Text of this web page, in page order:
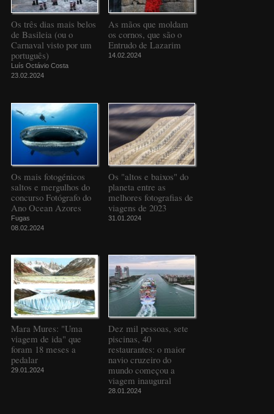
Os três dias mais belos
de Basileia (ou o
Carnaval visto por um
português)
Luís Octávio Costa
23.02.2024
As mãos que moldam
os cornos, que são o
Entrudo de Lazarim
14.02.2024
Os mais fotogénicos
saltos e mergulhos do
concurso Fotógrafo do
Ano Ocean Azores
Fugas
08.02.2024
Os "altos e baixos" do
planeta entre as
melhores fotografias de
viagens de 2023
31.01.2024
Mara Mures: "Uma
viagem de ida" que
foram 18 meses a
pedalar
29.01.2024
Dez mil pessoas, sete
piscinas, 40
restaurantes: o maior
navio cruzeiro do
mundo começou a
viagem inaugural
28.01.2024